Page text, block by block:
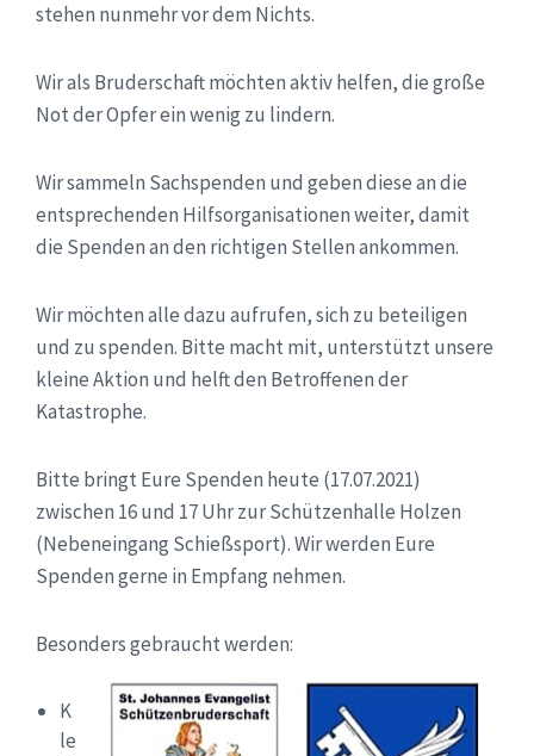
stehen nunmehr vor dem Nichts.
Wir als Bruderschaft möchten aktiv helfen, die große
Not der Opfer ein wenig zu lindern.
Wir sammeln Sachspenden und geben diese an die
entsprechenden Hilfsorganisationen weiter, damit
die Spenden an den richtigen Stellen ankommen.
Wir möchten alle dazu aufrufen, sich zu beteiligen
und zu spenden. Bitte macht mit, unterstützt unsere
kleine Aktion und helft den Betroffenen der
Katastrophe.
Bitte bringt Eure Spenden heute (17.07.2021)
zwischen 16 und 17 Uhr zur Schützenhalle Holzen
(Nebeneingang Schießsport). Wir werden Eure
Spenden gerne in Empfang nehmen.
Besonders gebraucht werden:
K
le